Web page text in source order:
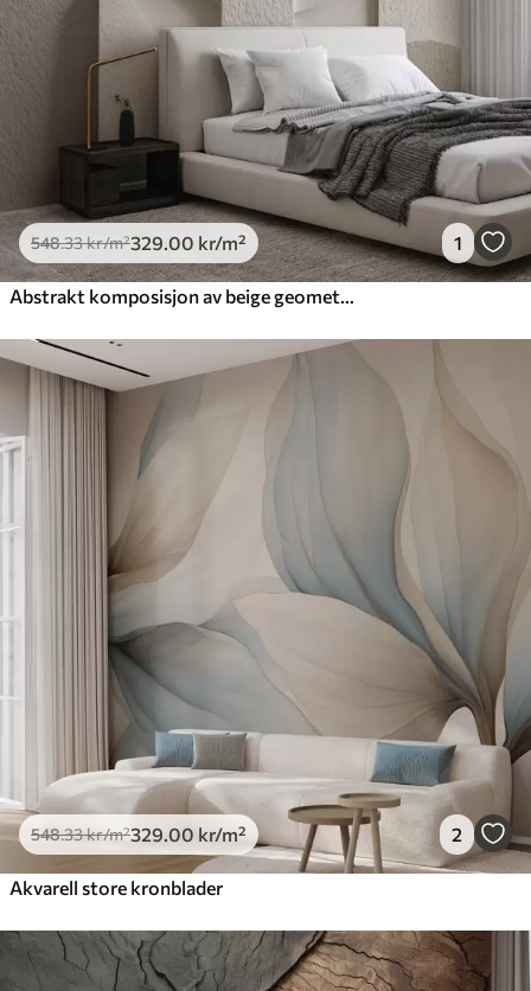
548.33kr/m²329 .00 kr/m² 1
548.33kr/m²329 .00 kr/m² 2
Akvarell store kronblader